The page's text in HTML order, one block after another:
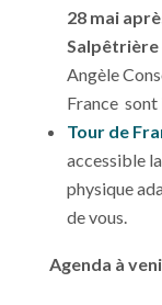
28 mai
Salpêtrière
Angèle
France sont
Tour de
accessible
physique
de vous.
Agenda à